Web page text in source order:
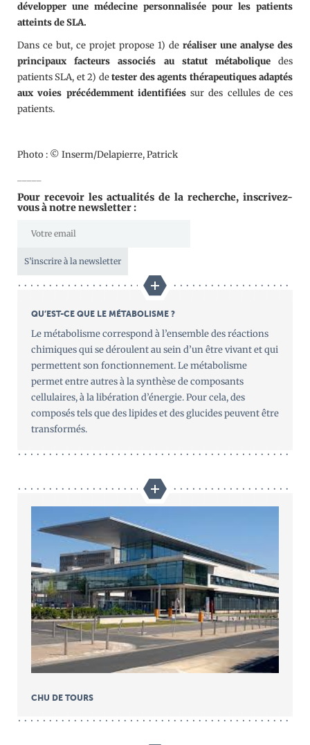
développer une médecine personnalisée pour les patients
atteints de SLA.
Dans ce but, ce projet propose 1) de réaliser une analyse des
principaux facteurs associés au statut métaboliquedes
patients SLA, et 2) detester des agents thérapeutiques adaptés
aux voies précédemment identifiéessur des cellules de ces
patients.
Photo : © Inserm/Delapierre, Patrick
Pour recevoir les actualités de la recherche, inscrivez-
vous à notre newsletter :
S’inscrire à la newsletter
QU’EST-CE QUE LE MÉTABOLISME ?
Le métabolisme correspond à l’ensemble des réactions
chimiques qui se déroulent au sein d’un être vivant et qui
permettent son fonctionnement. Le métabolisme
permet entre autres à la synthèse de composants
cellulaires, à la libération d’énergie. Pour cela, des
composés tels que des lipides et des glucides peuvent être
transformés.
CHU DE TOURS